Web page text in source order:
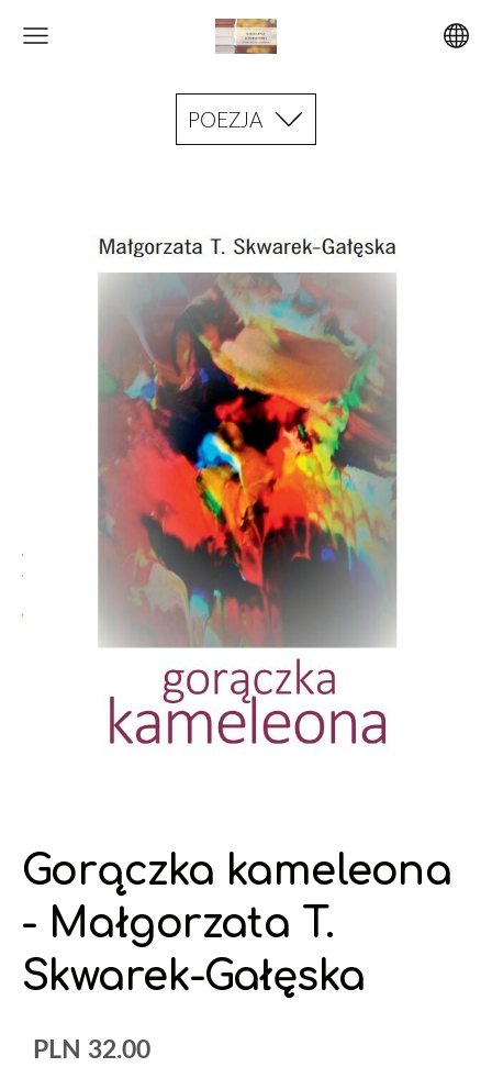
POEZJA
Gorączka kameleona
- Małgorzata T.
Skwarek-Gałęska
PLN 32.00